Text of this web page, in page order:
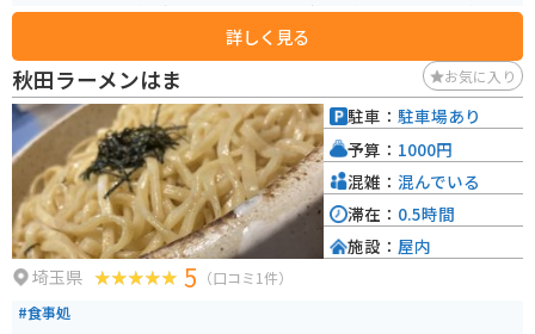
徐々に寂れていく中で新しいシンボルとして生まれ変わりました。両脇を固
める各店舗は大正時代を思わせるノスタルジックな装いで、特に角にある川
越商工会議所の造りは足を止めて眺めるほど趣があります。 5月のこどもの日
前後より商店街全体に吊るされる鯉のぼりは圧巻で、まるで鯉のぼりのアー
ケードを作るかのように空を自由に泳ぎます。
詳しく見る
秋田ラーメンはま お気に入り
埼玉県 5 （口コミ1件）
#食事処
駐車： 駐車場あり
予算： 1000円
混雑： 混んでいる
滞在： 0.5時間
施設： 屋内